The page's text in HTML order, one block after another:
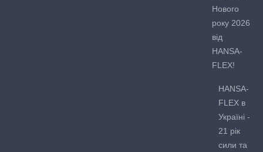
Нового
року 2026
від
HANSA-
FLEX!
HANSA-
FLEX в
Україні -
21 рік
сили та